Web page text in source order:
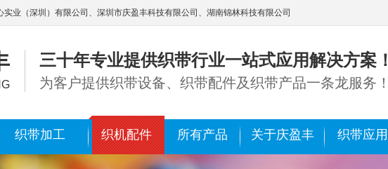
（深圳）有限公司、深圳市庆盈丰科技有限公司、湖南锦林科技有限公司
三十年专业提供织带行业一站式应用解决方案！
为客户提供织带设备、织带配件及织带产品一条龙服务！
织带加工 织机配件 所有产品 关于庆盈丰 织带应用